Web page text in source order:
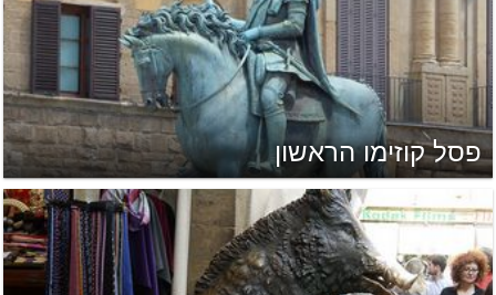
פסל קוזימו הראשון